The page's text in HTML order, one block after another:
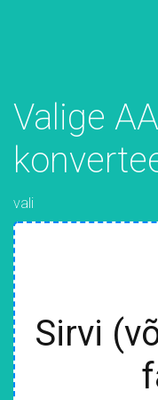
Valige
vali
Sirvi